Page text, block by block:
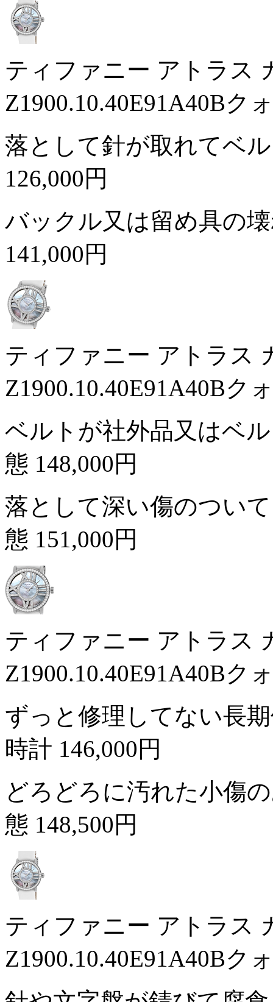
ティファニー アトラス
Z1900.10.40E91A40Bク
落として針が取れてベ
126,000円
バックル又は留め具の
141,000円
ティファニー アトラス
Z1900.10.40E91A40Bク
ベルトが社外品又はベ
態 148,000円
落として深い傷のつい
態 151,000円
ティファニー アトラス
Z1900.10.40E91A40Bク
ずっと修理してない長
時計 146,000円
どろどろに汚れた小傷
態 148,500円
ティファニー アトラス
Z1900.10.40E91A40Bク